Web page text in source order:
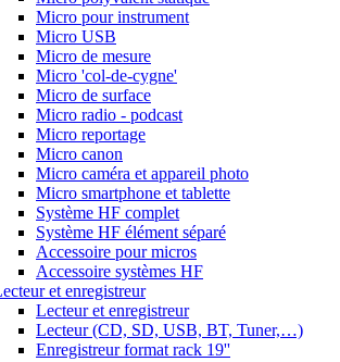
Micro pour instrument
Micro USB
Micro de mesure
Micro 'col-de-cygne'
Micro de surface
Micro radio - podcast
Micro reportage
Micro canon
Micro caméra et appareil photo
Micro smartphone et tablette
Système HF complet
Système HF élément séparé
Accessoire pour micros
Accessoire systèmes HF
et enregistreur
Lecteur et enregistreur
Lecteur (CD, SD, USB, BT, Tuner,…)
Enregistreur format rack 19''